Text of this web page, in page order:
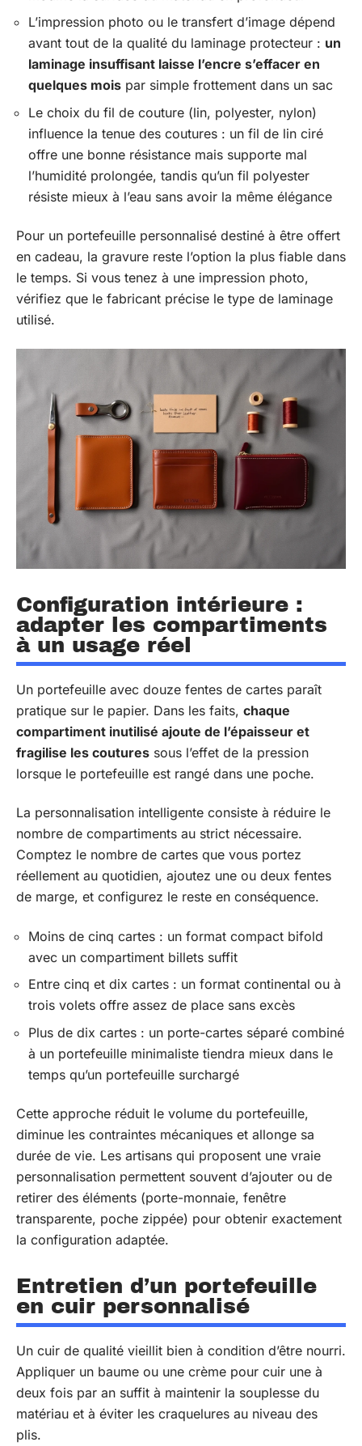
L’impression photo ou le transfert d’image dépend
avant tout de la qualité du laminage protecteur : un
laminage insuffisant laisse l’encre s’effacer en
quelques mois par simple frottement dans un sac
Le choix du fil de couture (lin, polyester, nylon)
influence la tenue des coutures : un fil de lin ciré
offre une bonne résistance mais supporte mal
l’humidité prolongée, tandis qu’un fil polyester
résiste mieux à l’eau sans avoir la même élégance
Pour un portefeuille personnalisé destiné à être offert
en cadeau, la gravure reste l’option la plus fiable dans
le temps. Si vous tenez à une impression photo,
vérifiez que le fabricant précise le type de laminage
utilisé.
Configuration intérieure :
adapter les compartiments
à un usage réel
Un portefeuille avec douze fentes de cartes paraît
pratique sur le papier. Dans les faits, chaque
compartiment inutilisé ajoute de l’épaisseur et
fragilise les coutures sous l’effet de la pression
lorsque le portefeuille est rangé dans une poche.
La personnalisation intelligente consiste à réduire le
nombre de compartiments au strict nécessaire.
Comptez le nombre de cartes que vous portez
réellement au quotidien, ajoutez une ou deux fentes
de marge, et configurez le reste en conséquence.
Moins de cinq cartes : un format compact bifold
avec un compartiment billets suffit
Entre cinq et dix cartes : un format continental ou à
trois volets offre assez de place sans excès
Plus de dix cartes : un porte-cartes séparé combiné
à un portefeuille minimaliste tiendra mieux dans le
temps qu’un portefeuille surchargé
Cette approche réduit le volume du portefeuille,
diminue les contraintes mécaniques et allonge sa
durée de vie. Les artisans qui proposent une vraie
personnalisation permettent souvent d’ajouter ou de
retirer des éléments (porte-monnaie, fenêtre
transparente, poche zippée) pour obtenir exactement
la configuration adaptée.
Entretien d’un portefeuille
en cuir personnalisé
Un cuir de qualité vieillit bien à condition d’être nourri.
Appliquer un baume ou une crème pour cuir une à
deux fois par an suffit à maintenir la souplesse du
matériau et à éviter les craquelures au niveau des
plis.